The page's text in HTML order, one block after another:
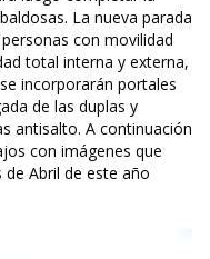
La nueva parada
con movilidad
total interna y externa,
incorporarán portales
de las duplas y
antisalto. A continuación
con imágenes que
Abril de este año